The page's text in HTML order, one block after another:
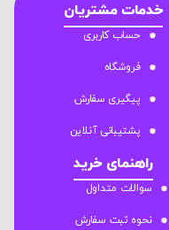
خدمات مشتریان
حساب کاربری
فروشگاه
پیگیری سفارش
پشتیبانی آنلاین
راهنمای خرید
سوالات متداول
نحوه ثبت سفارش